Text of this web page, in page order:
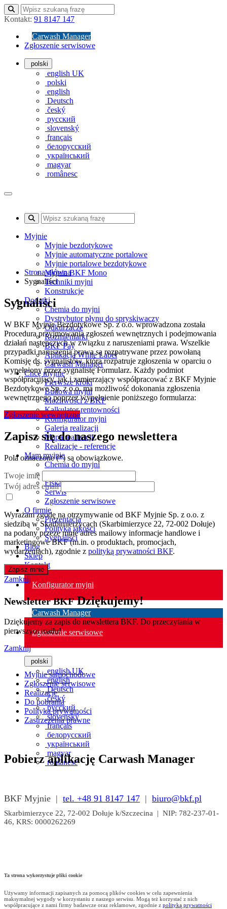
Kontakt: 91 8147 147
Carwash Manager
Zgłoszenie serwisowe
polski
english UK
polski
english
Deutsch
český
русский
slovenský
français
белорусский
український
magyar
românesc
Myjnie
Myjnie bezdotykowe
Myjnie automatyczne portalowe
Myjnie portalowe bezdotykowe
Myjnia BKF Mono
Techniki myjni
Konstrukcje
Dodatki
Chemia do myjni
Dystrybutor płynu do spryskiwaczy
Odkurzacze
Rozmieniarki
BKF Pay
Aplikacja White Label
Carwash Manager
Chcę myjnię
Pierwsze kroki
Budowa myjni
Możliwości z BKF
Kalkulator rentowności
Konfigurator myjni
Galeria realizacji
Mapa realizacji
Realizacje - referencje
Mam myjnię
Chemia do myjni
Modernizacje i rozbudowy
Fiskalizacja
Serwis
Zgłoszenie serwisowe
O firmie
Prezentacja
Polityka jakości
Sygnaliści
Blog
Sklep
Kontakt
Konfigurator myjni
Carwash Manager
Zgłoszenie serwisowe
polski
english UK
english
Deutsch
český
русский
slovenský
français
белорусский
український
magyar
românesc
Strona główna
Sygnaliści
Sygnaliści
W BKF Myjnie Bezdotykowe Sp. z o.o. wprowadzona została
Procedura przyjmowania zgłoszeń wewnętrznych i podejmowania
działań następczych w związku z naruszeniami prawa. Wszelkie
przypadki naruszenia prawa są rozpatrywane przez powołaną
Komisję ds. sygnalistów, która rozpatruje zgłoszenia w oparciu o
wypełniony przez sygnalistę Formularz. Każdy podmiot
współpracujący, jak i zamierzający współpracować z BKF Myjnie
Bezdotykowe Sp. z o.o. ma możliwość dokonania zgłoszenia
wewnętrznego poprzez wypełnienie poniższego formularza:
Zgłoszenie wewnętrzne
Zapisz się do naszego newslettera
Pola oznaczone (*) są obowiązkowe.
Twoje imię
Twój adres email
Wyrażam zgodę na otrzymywanie od BKF Myjnie Sp. z o.o. z
siedzibą w Skarbimierzycach (Skarbimierzyce 22, 72-002 Dołuje)
na podany przeze mnie adres mailowy informacje handlowe i
marketingowe BKF (m.in. o produktach, promocjach,
wydarzeniach), zgodnie z polityką prywatności BKF.
Zapisz mnie
Zamknij
Newsletter BKF Dziękujemy!
Dziękujemy za zapis do newslettera BKF. Do przeczytania w
pierwszym mailu!
Zamknij
Myjnie samochodowe
Zgłoszenie serwisowe
Realizacje
Do pobrania
Polityka prywatności
Zastrzeżenia prawne
Pobierz aplikację Carwash Manager
BKF Myjnie | tel. +48 91 8147 147 | biuro@bkf.pl
Skarbimierzyce 22, 72-002 Dołuje k/Szczecina | NIP: 782-237-01-
46, KRS: 0000262269
Ta strona wykorzystuje pliki cookie
Używamy informacji zapisanych za pomocą plików cookies w celu zapewnienia
maksymalnej wygody w korzystaniu z naszego serwisu. Mogą też korzystać z nich
współpracujące z nami firmy badawcze oraz reklamowe, zgodnie z polityką prywatności